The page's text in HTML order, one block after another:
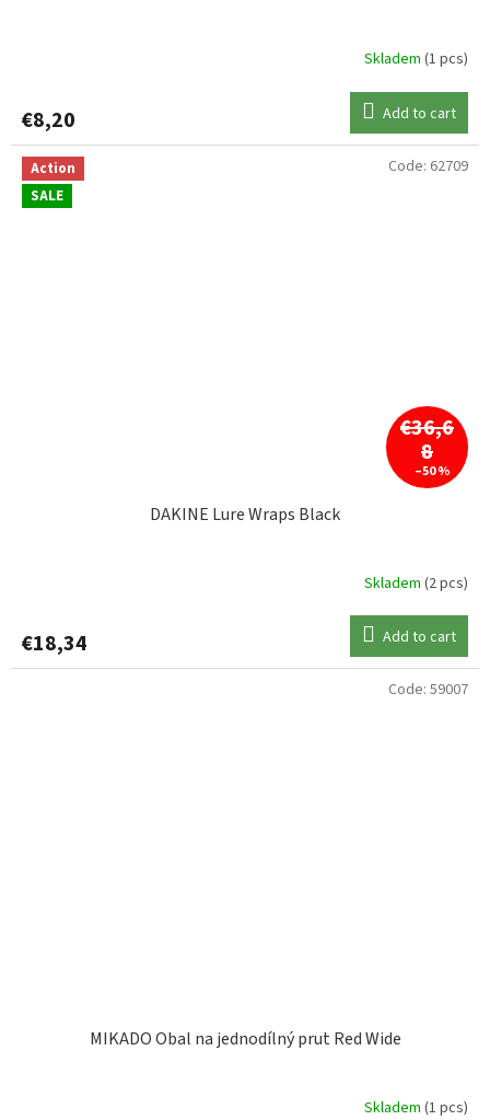
Skladem (1 pcs)
€8,20 Add to cart
Action
SALE
€36,6
8
–50 %
DAKINE Lure Wraps Black
Skladem (2 pcs)
€18,34 Add to cart
Code: 62709
MIKADO Obal na jednodílný prut Red Wide
Skladem (1 pcs)
Code: 59007